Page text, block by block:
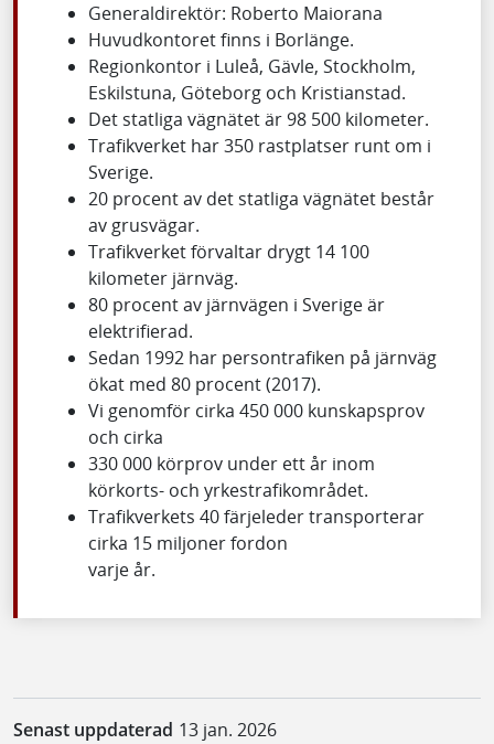
Generaldirektör: Roberto Maiorana
Huvudkontoret finns i Borlänge.
Regionkontor i Luleå, Gävle, Stockholm,
Eskilstuna, Göteborg och Kristianstad.
Det statliga vägnätet är 98 500 kilometer.
Trafikverket har 350 rastplatser runt om i
Sverige.
20 procent av det statliga vägnätet består
av grusvägar.
Trafikverket förvaltar drygt 14 100
kilometer järnväg.
80 procent av järnvägen i Sverige är
elektrifierad.
Sedan 1992 har persontrafiken på järnväg
ökat med 80 procent (2017).
Vi genomför cirka 450 000 kunskapsprov
och cirka
330 000 körprov under ett år inom
körkorts- och yrkestrafikområdet.
Trafikverkets 40 färjeleder transporterar
cirka 15 miljoner fordon
varje år.
Senast uppdaterad 13 jan. 2026